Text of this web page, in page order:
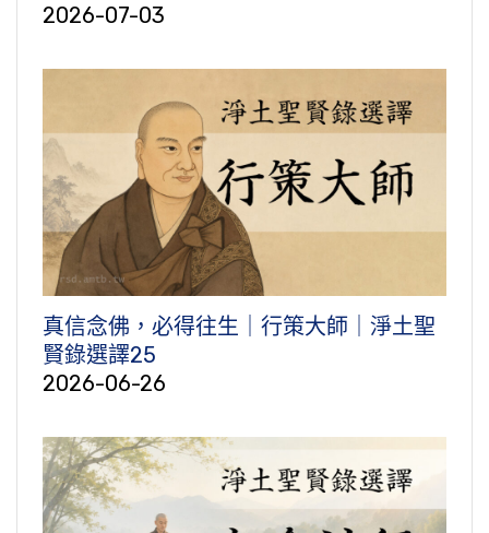
2026-07-03
真信念佛，必得往生｜行策大師｜淨土聖
賢錄選譯25
2026-06-26